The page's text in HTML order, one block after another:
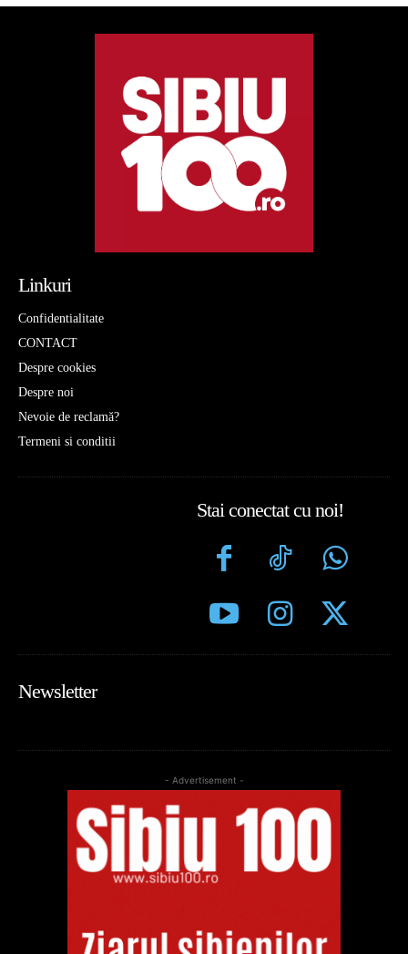
Linkuri
Confidentialitate
CONTACT
Despre cookies
Despre noi
Nevoie de reclamă?
Termeni si conditii
Stai conectat cu noi!
Newsletter
- Advertisement -